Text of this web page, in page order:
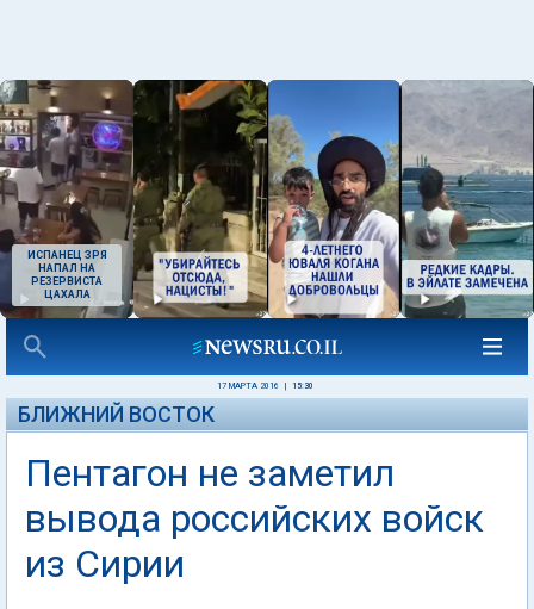
ИСПАНЕЦ ЗРЯ
НАПАЛ НА
РЕЗЕРВИСТА
ЦАХАЛА
17 МАРТА 2016 15:30
БЛИЖНИЙ ВОСТОК
Пентагон не заметил
вывода российских войск
из Сирии